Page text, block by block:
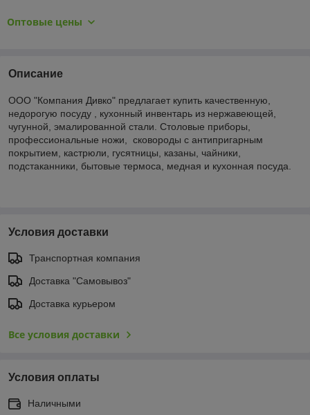
Оптовые цены
Описание
ООО "Компания Дивко" предлагает купить качественную,
недорогую посуду , кухонный инвентарь из нержавеющей,
чугунной, эмалированной стали. Столовые приборы,
профессиональные ножи, сковороды с антипригарным
покрытием, кастрюли, гусятницы, казаны, чайники,
подстаканники, бытовые термоса, медная и кухонная посуда.
Условия доставки
Транспортная компания
Доставка "Самовывоз"
Доставка курьером
Все условия доставки
Условия оплаты
Наличными